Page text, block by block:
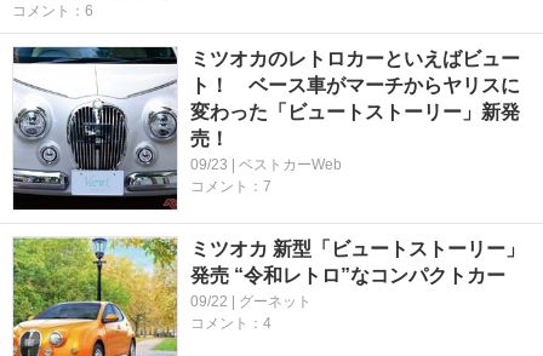
コメント：6
ミツオカのレトロカーといえばビュー
ト！ ベース車がマーチからヤリスに
変わった「ビュートストーリー」新発
売！
09/23 | ベストカーWeb
コメント：7
ミツオカ 新型「ビュートストーリー」
発売 “令和レトロ”なコンパクトカー
09/22 | グーネット
コメント：4